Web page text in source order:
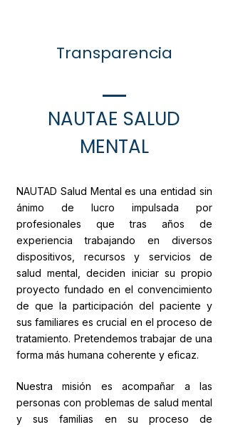
Transparencia
NAUTAE SALUD
MENTAL​​​
NAUTAD Salud Mental es una entidad sin
ánimo de lucro impulsada por
profesionales que tras años de
experiencia trabajando en diversos
dispositivos, recursos y servicios de
salud mental, deciden iniciar su propio
proyecto fundado en el convencimiento
de que la participación del paciente y
sus familiares es crucial en el proceso de
tratamiento. Pretendemos trabajar de una
forma más humana coherente y eficaz.
Nuestra misión es acompañar a las
personas con problemas de salud mental
y sus familias en su proceso de